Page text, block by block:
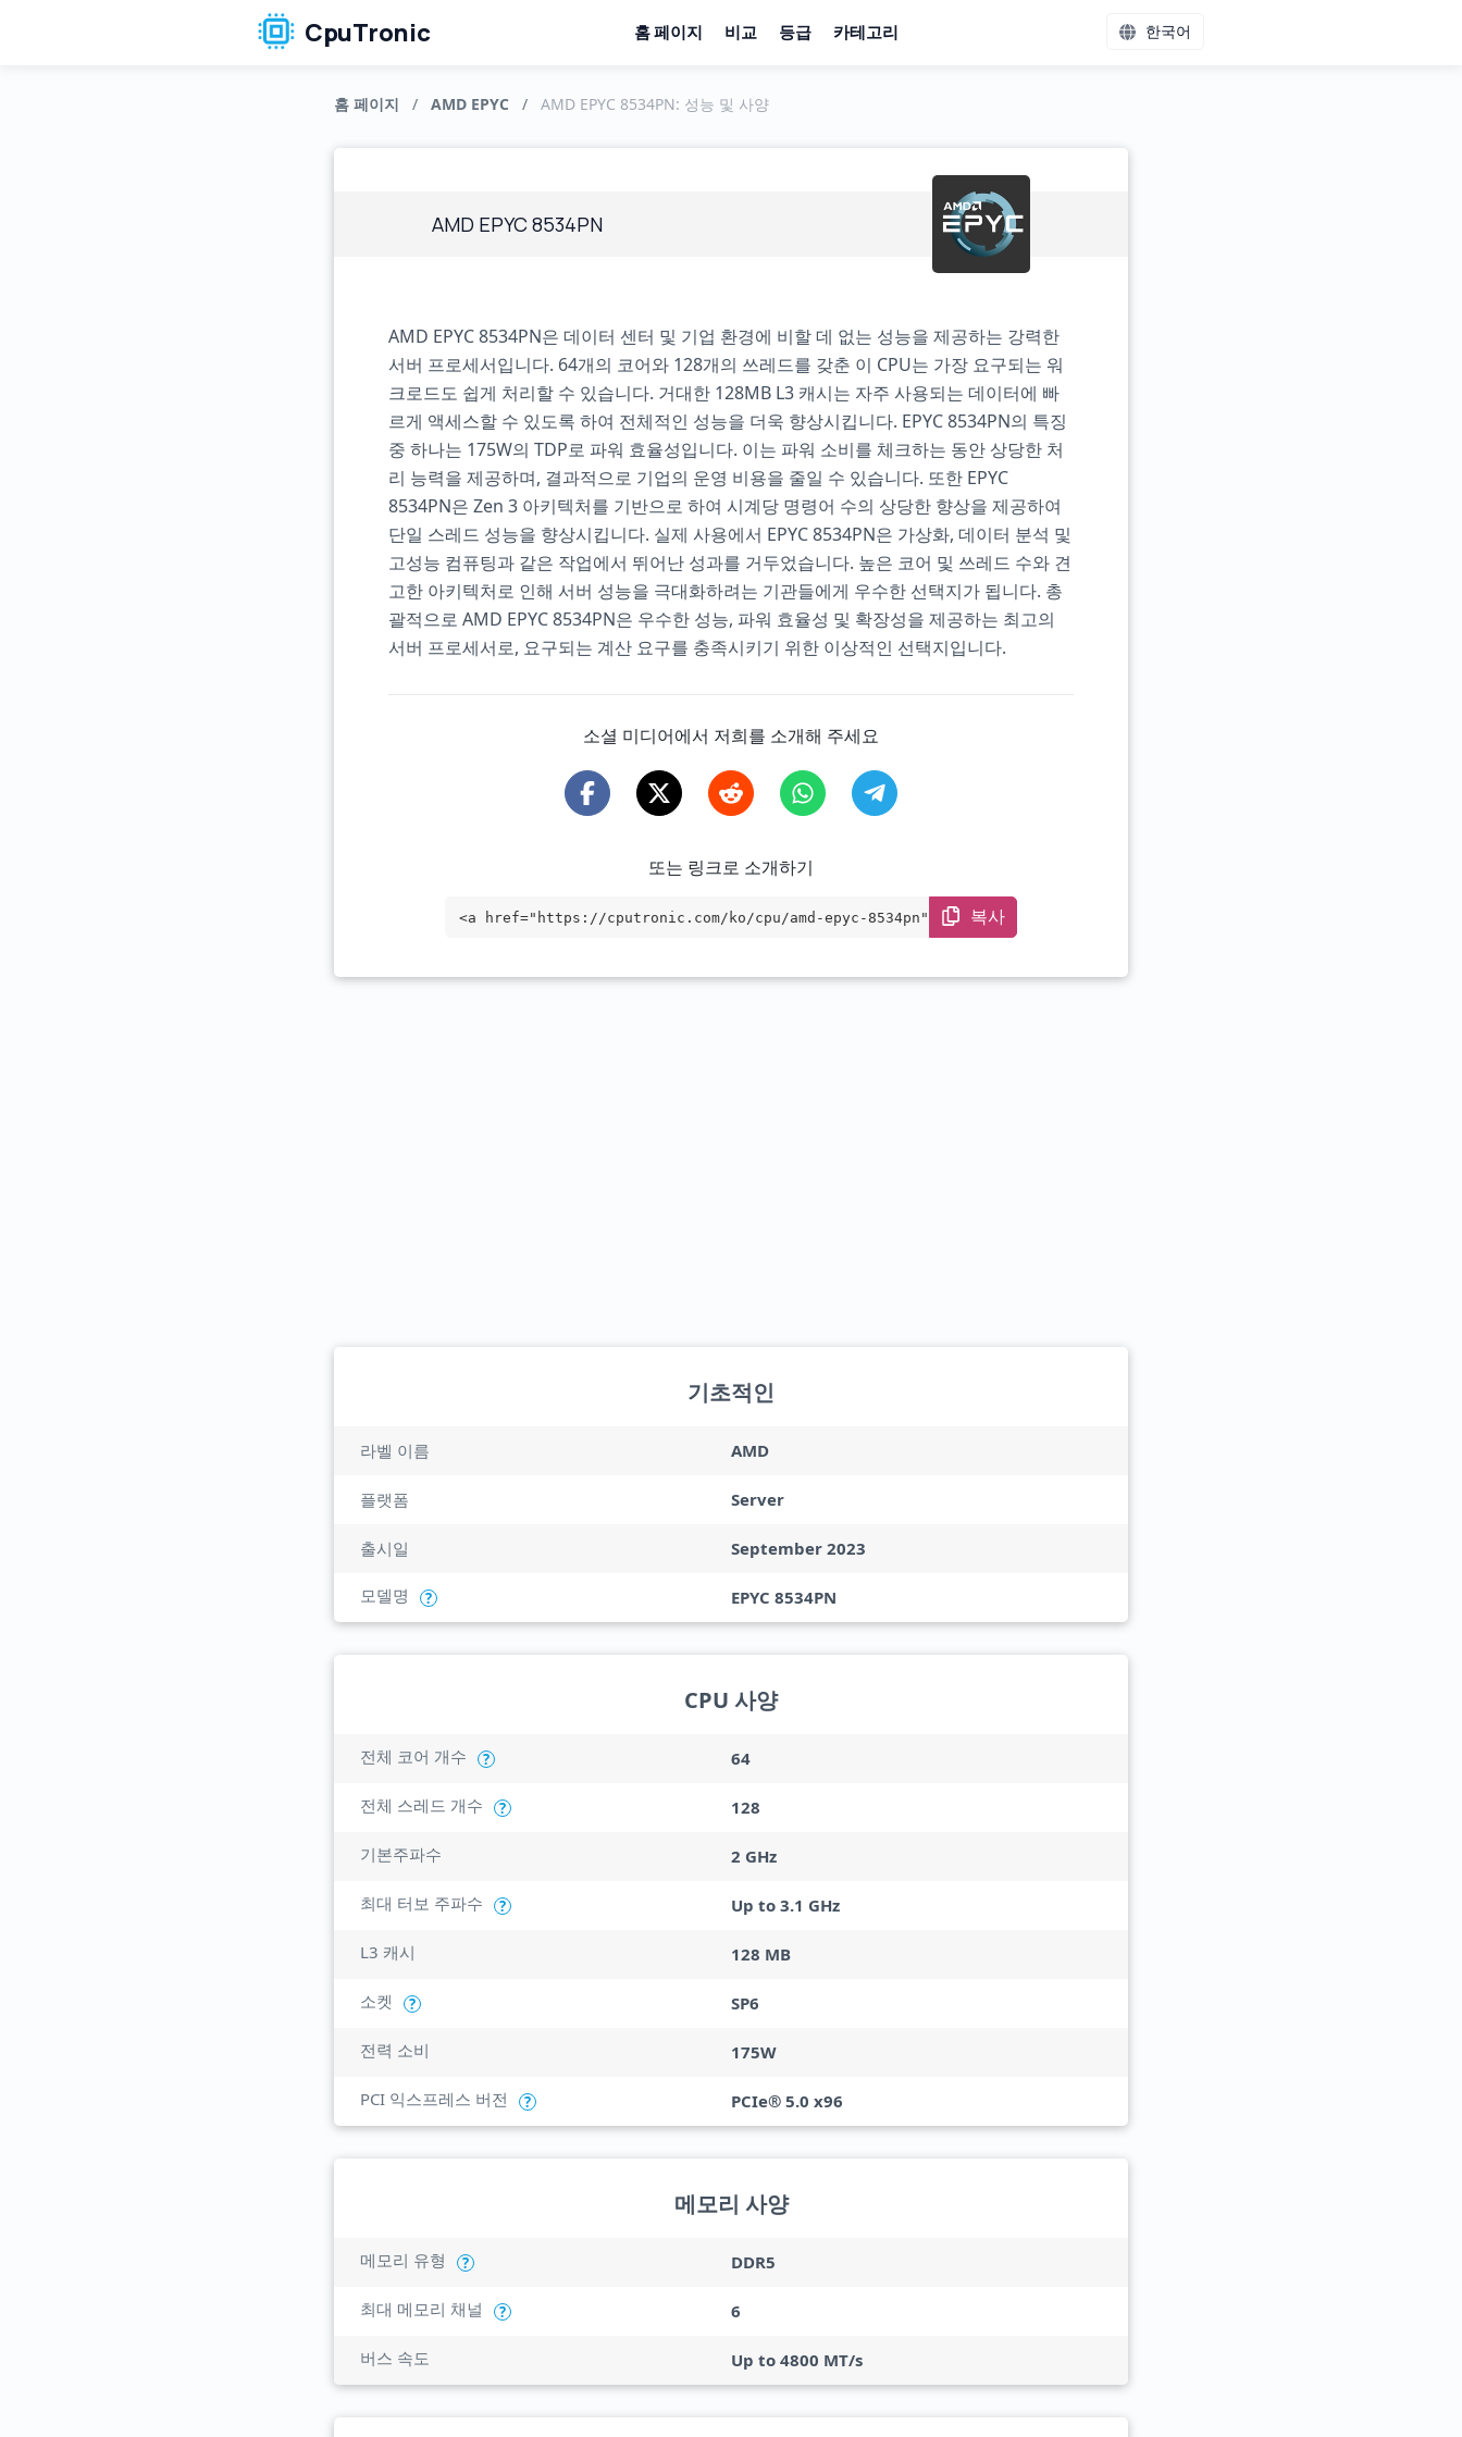
CpuTronic 홈 페이지 비교 등급 카테고리 한국어
홈 페이지 / AMD EPYC / AMD EPYC 8534PN: 성능 및 사양
AMD EPYC 8534PN
AMD EPYC 8534PN은 데이터 센터 및 기업 환경에 비할 데 없는 성능을 제공하는 강력한
서버 프로세서입니다. 64개의 코어와 128개의 쓰레드를 갖춘 이 CPU는 가장 요구되는 워
크로드도 쉽게 처리할 수 있습니다. 거대한 128MB L3 캐시는 자주 사용되는 데이터에 빠
르게 액세스할 수 있도록 하여 전체적인 성능을 더욱 향상시킵니다. EPYC 8534PN의 특징
중 하나는 175W의 TDP로 파워 효율성입니다. 이는 파워 소비를 체크하는 동안 상당한 처
리 능력을 제공하며, 결과적으로 기업의 운영 비용을 줄일 수 있습니다. 또한 EPYC
8534PN은 Zen 3 아키텍처를 기반으로 하여 시계당 명령어 수의 상당한 향상을 제공하여
단일 스레드 성능을 향상시킵니다. 실제 사용에서 EPYC 8534PN은 가상화, 데이터 분석 및
고성능 컴퓨팅과 같은 작업에서 뛰어난 성과를 거두었습니다. 높은 코어 및 쓰레드 수와 견
고한 아키텍처로 인해 서버 성능을 극대화하려는 기관들에게 우수한 선택지가 됩니다. 총
괄적으로 AMD EPYC 8534PN은 우수한 성능, 파워 효율성 및 확장성을 제공하는 최고의
서버 프로세서로, 요구되는 계산 요구를 충족시키기 위한 이상적인 선택지입니다.
소셜 미디어에서 저희를 소개해 주세요
또는 링크로 소개하기
<a href="https://cputronic.com/ko/cpu/amd-epyc-8534pn" target복사
기초적인
라벨 이름 AMD
플랫폼 Server
출시일 September 2023
모델명 ? EPYC 8534PN
CPU 사양
전체 코어 개수 ? 64
전체 스레드 개수 ? 128
기본주파수 2 GHz
최대 터보 주파수 ? Up to 3.1 GHz
L3 캐시 128 MB
소켓 ? SP6
전력 소비 175W
PCI 익스프레스 버전 ? PCIe® 5.0 x96
메모리 사양
메모리 유형 ? DDR5
최대 메모리 채널 ? 6
버스 속도 Up to 4800 MT/s